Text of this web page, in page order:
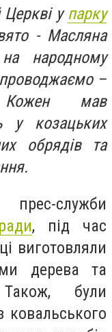
Церкві упарку
- Масляна
на народному
проводжаємо –
Кожен мав
у козацьких
обрядів та
служби
, під час
виготовляли
дерева та
були
ковальського